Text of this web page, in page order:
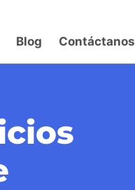
Blog Contáctanos